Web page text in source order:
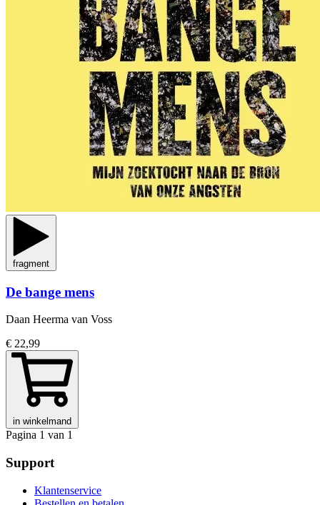
fragment
De bange mens
Daan Heerma van Voss
€ 22,99
in winkelmand
Pagina 1 van 1
Support
Klantenservice